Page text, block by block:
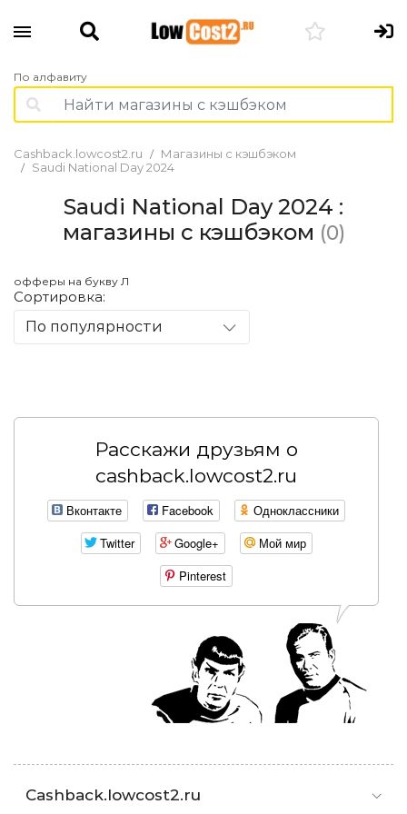
По алфавиту
Cashback.lowcost2.ru
Магазины с кэшбэком
Saudi National Day 2024
Saudi National Day 2024 :
магазины с кэшбэком (0)
офферы на букву Л
Сортировка:
По популярности
Расскажи друзьям о
cashback.lowcost2.ru
Вконтакте Facebook
Одноклассники
Twitter
Google+
Мой мир
Pinterest
Cashback.lowcost2.ru